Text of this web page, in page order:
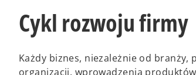
Cykl rozwoju firmy
Każdy biznes, niezależnie od
organizacji, wprowadzenia